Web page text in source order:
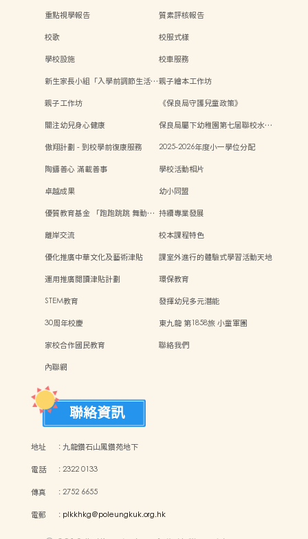
重點視學報告
質素評核報告
校歌
校服式樣
學校設施
校車服務
新生家長小組「入學前調節生活…親子繪本工作坊
親子工作坊
《保良局守護兒童政策》
關注幼兒身心健康
保良局屬下幼稚園第七屆聯校水…
傲翔計劃 - 到校學前復康服務
2025-2026年度小一學位分配
陶鑄善心 滿載善事
學校活動相片
卓越成果
幼小同盟
優質教育基金 「跑跑跳跳 舞動… 持續專業發展
離岸交流
校本課程特色
優化推廣中華文化及藝術津貼
課室外進行的體驗式學習活動天地
運用推廣閱讀津貼計劃
環保教育
STEM教育
發揮幼兒多元潛能
30周年校慶
東九龍 第1858旅 小童軍團
家校合作國民教育
聯絡我們
內聯網
聯絡資訊
地址 :九龍鑽石山鳳鑽苑地下
電話 :2322 0133
傳真 :2752 6655
電郵 : plkkhkg@poleungkuk.org.hk